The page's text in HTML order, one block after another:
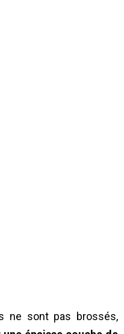
ne sont pas brossés,